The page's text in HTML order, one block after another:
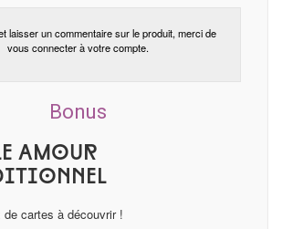
laisser un commentaire sur le produit, merci de
vous connecter à votre compte.
Bonus
Amour
cartes à découvrir !